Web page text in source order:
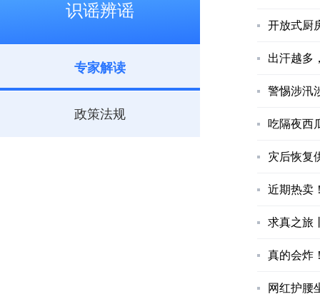
识谣辨谣
专家解读
政策法规
开放式厨
出汗越多
警惕涉汛
吃隔夜西
灾后恢复
近期热卖
求真之旅
真的会炸
网红护腰